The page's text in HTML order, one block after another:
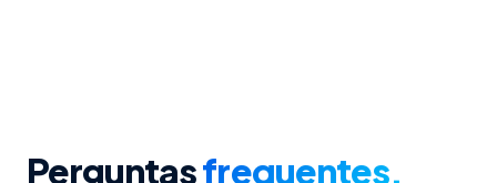
especialmente ao Matheus, que manteve um
Perguntasfrequentes.